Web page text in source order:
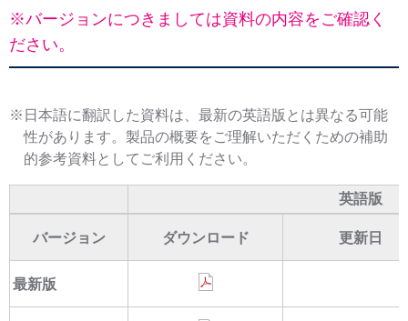
※バージョンにつきましては資料の内容をご確認く
ださい。
※日本語に翻訳した資料は、最新の英語版とは異なる可能
性があります。製品の概要をご理解いただくための補助
的参考資料としてご利用ください。
英語版
バージョン ダウンロード 更新日
最新版